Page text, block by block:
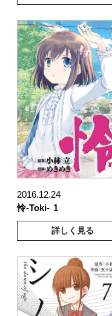
2016.12.24
怜-Toki- 1
詳しく見る